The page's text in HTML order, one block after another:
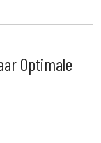
Optimale